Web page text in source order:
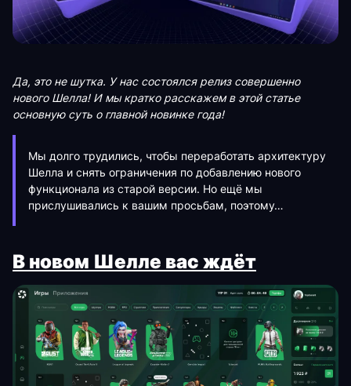
Да, это не шутка. У нас состоялся релиз совершенно
нового Шелла! И мы кратко расскажем в этой статье
основную суть о главной новинке года!
Мы долго трудились, чтобы переработать архитектуру
Шелла и снять ограничения по добавлению нового
функционала из старой версии. Но ещё мы
прислушивались к вашим просьбам, поэтому…
В новом Шелле вас ждёт